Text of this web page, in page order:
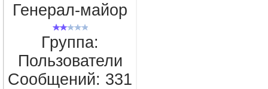
Генерал-майор
Группа:
Пользователи
Сообщений: 331